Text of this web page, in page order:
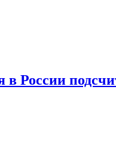
в России